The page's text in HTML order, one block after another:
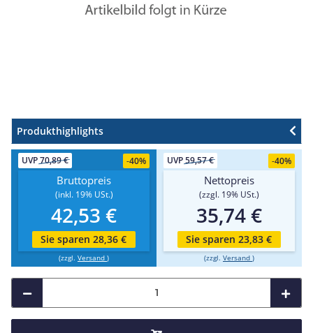
Produkthighlights
UVP70,89 € -40%
Bruttopreis
(inkl. 19% USt.)
42,53 €
Sie sparen 28,36 €
(zzgl. Versand )
UVP59,57 € -40%
Nettopreis
(zzgl. 19% USt.)
35,74 €
Sie sparen 23,83 €
(zzgl. Versand )